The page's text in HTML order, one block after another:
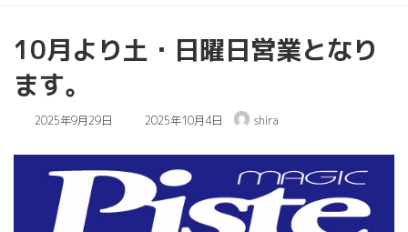
10月より土・日曜日営業となり
ます。
2025年9月29日
最
日
時
2025年10月4日 shira